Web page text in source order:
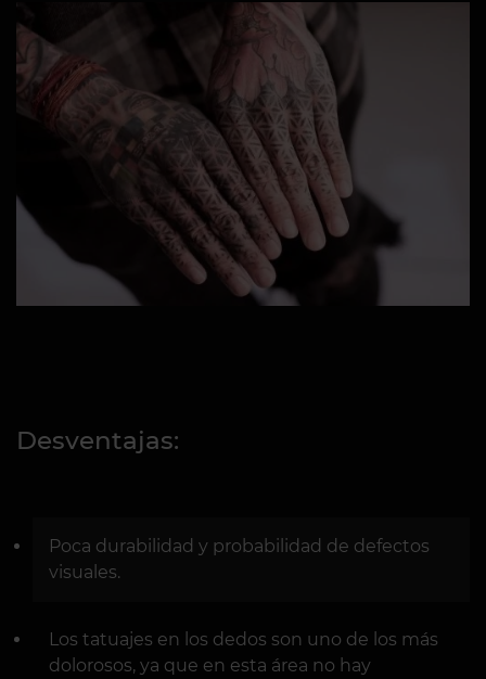
Desventajas:
Poca durabilidad y probabilidad de defectos
visuales.
Los tatuajes en los dedos son uno de los más
dolorosos, ya que en esta área no hay